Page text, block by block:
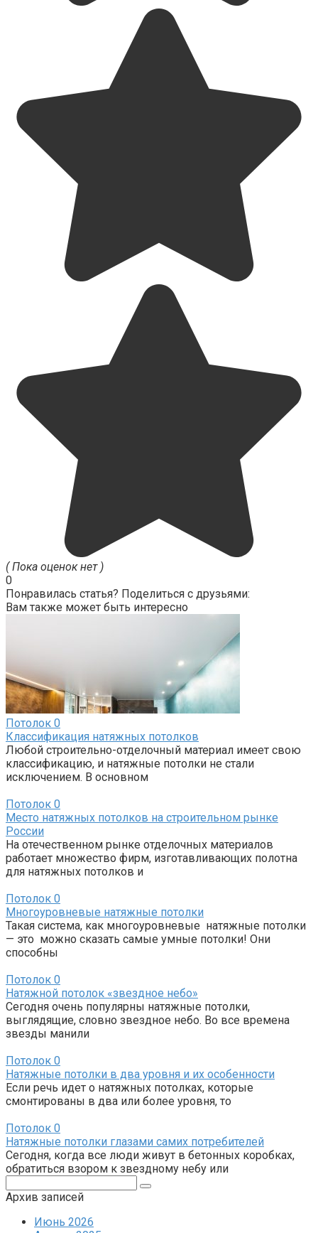
( Пока оценок нет )
0
Понравилась статья? Поделиться с друзьями:
Вам также может быть интересно
Потолок 0
Классификация натяжных потолков
Любой строительно-отделочный материал имеет свою
классификацию, и натяжные потолки не стали
исключением. В основном
Потолок 0
Место натяжных потолков на строительном рынке
России
На отечественном рынке отделочных материалов
работает множество фирм, изготавливающих полотна
для натяжных потолков и
Потолок 0
Многоуровневые натяжные потолки
Такая система, как многоуровневые натяжные потолки
— это можно сказать самые умные потолки! Они
способны
Потолок 0
Натяжной потолок «звездное небо»
Сегодня очень популярны натяжные потолки,
выглядящие, словно звездное небо. Во все времена
звезды манили
Потолок 0
Натяжные потолки в два уровня и их особенности
Если речь идет о натяжных потолках, которые
смонтированы в два или более уровня, то
Потолок 0
Натяжные потолки глазами самих потребителей
Сегодня, когда все люди живут в бетонных коробках,
обратиться взором к звездному небу или
Архив записей
Июнь 2026